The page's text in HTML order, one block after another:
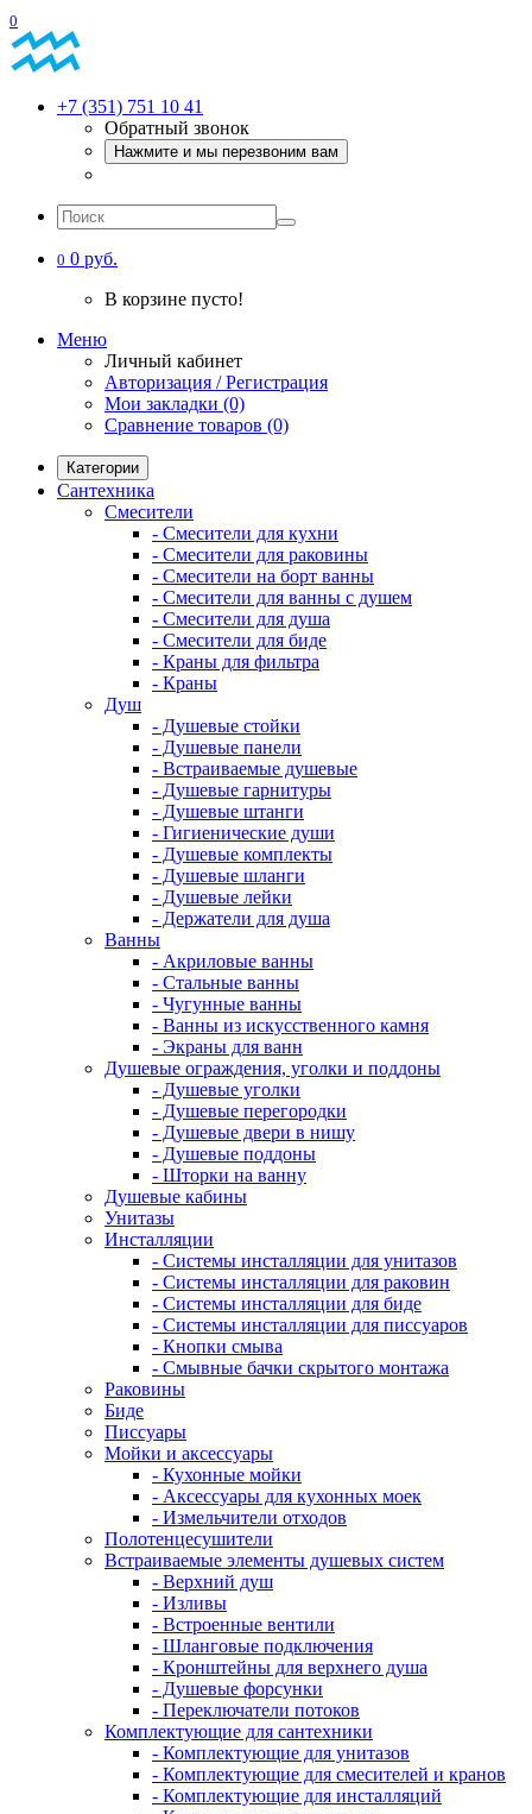
0
+7 (351) 751 10 41
Обратный звонок
Нажмите и мы перезвоним вам
0 0 руб.
В корзине пусто!
Меню
Личный кабинет
Авторизация / Регистрация
Мои закладки (0)
Сравнение товаров (0)
Категории
Сантехника
Смесители
- Смесители для кухни
- Смесители для раковины
- Смесители на борт ванны
- Смесители для ванны с душем
- Смесители для душа
- Смесители для биде
- Краны для фильтра
- Краны
Душ
- Душевые стойки
- Душевые панели
- Встраиваемые душевые
- Душевые гарнитуры
- Душевые штанги
- Гигиенические души
- Душевые комплекты
- Душевые шланги
- Душевые лейки
- Держатели для душа
Ванны
- Акриловые ванны
- Стальные ванны
- Чугунные ванны
- Ванны из искусственного камня
- Экраны для ванн
Душевые ограждения, уголки и поддоны
- Душевые уголки
- Душевые перегородки
- Душевые двери в нишу
- Душевые поддоны
- Шторки на ванну
Душевые кабины
Унитазы
Инсталляции
- Системы инсталляции для унитазов
- Системы инсталляции для раковин
- Системы инсталляции для биде
- Системы инсталляции для писсуаров
- Кнопки смыва
- Смывные бачки скрытого монтажа
Раковины
Биде
Писсуары
Мойки и аксессуары
- Кухонные мойки
- Аксессуары для кухонных моек
- Измельчители отходов
Полотенцесушители
Встраиваемые элементы душевых систем
- Верхний душ
- Изливы
- Встроенные вентили
- Шланговые подключения
- Кронштейны для верхнего душа
- Душевые форсунки
- Переключатели потоков
Комплектующие для сантехники
- Комплектующие для унитазов
- Комплектующие для смесителей и кранов
- Комплектующие для инсталляций